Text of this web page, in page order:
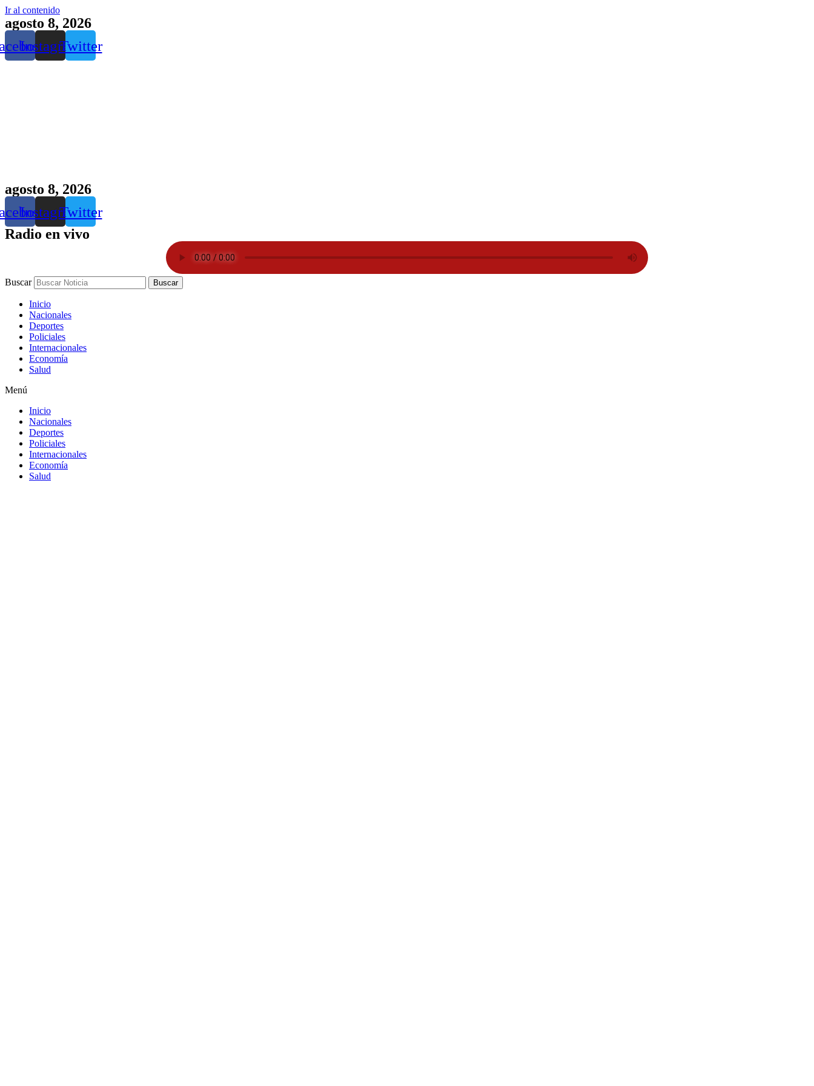
Ir al contenido
agosto 8, 2026
InstagramTwitter
agosto 8, 2026
InstagramTwitter
Radio en vivo
Buscar Buscar
Inicio
Nacionales
Deportes
Policiales
Internacionales
Economía
Salud
Menú
Inicio
Nacionales
Deportes
Policiales
Internacionales
Economía
Salud